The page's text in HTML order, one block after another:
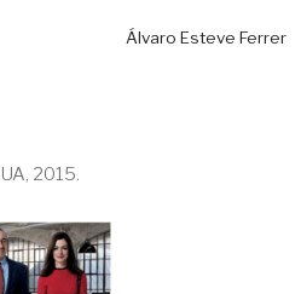
Álvaro Esteve Ferrer
2015.